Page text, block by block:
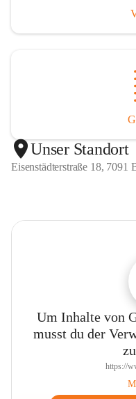
Unser Standort
Eisenstädterstraße 18, 7091
Um Inhalte von
musst du der
https://